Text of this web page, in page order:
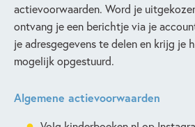
actievoorwaarden. Word je
ontvang je een berichtje via je
je adresgegevens te delen en krijg je
mogelijk opgestuurd.
Algemene actievoorwaarden